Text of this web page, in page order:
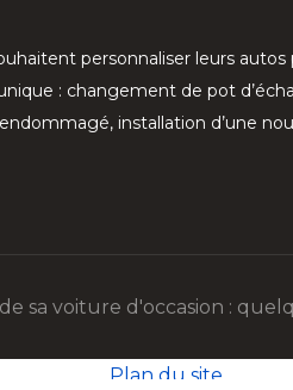
personnaliser leurs
: changement de pot
installation d’une
sa voiture d'occasion :
Plan du site